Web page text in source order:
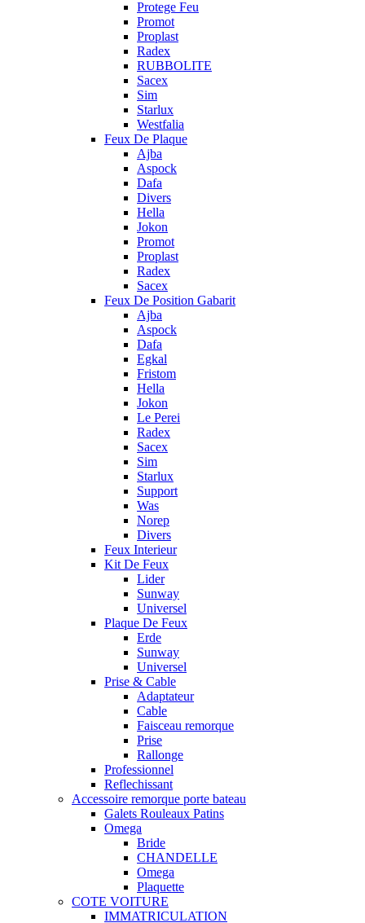
Protege Feu
Promot
Proplast
Radex
RUBBOLITE
Sacex
Sim
Starlux
Westfalia
Feux De Plaque
Ajba
Aspock
Dafa
Divers
Hella
Jokon
Promot
Proplast
Radex
Sacex
Feux De Position Gabarit
Ajba
Aspock
Dafa
Egkal
Fristom
Hella
Jokon
Le Perei
Radex
Sacex
Sim
Starlux
Support
Was
Norep
Divers
Feux Interieur
Kit De Feux
Lider
Sunway
Universel
Plaque De Feux
Erde
Sunway
Universel
Prise & Cable
Adaptateur
Cable
Faisceau remorque
Prise
Rallonge
Professionnel
Reflechissant
Accessoire remorque porte bateau
Galets Rouleaux Patins
Omega
Bride
CHANDELLE
Omega
Plaquette
COTE VOITURE
IMMATRICULATION